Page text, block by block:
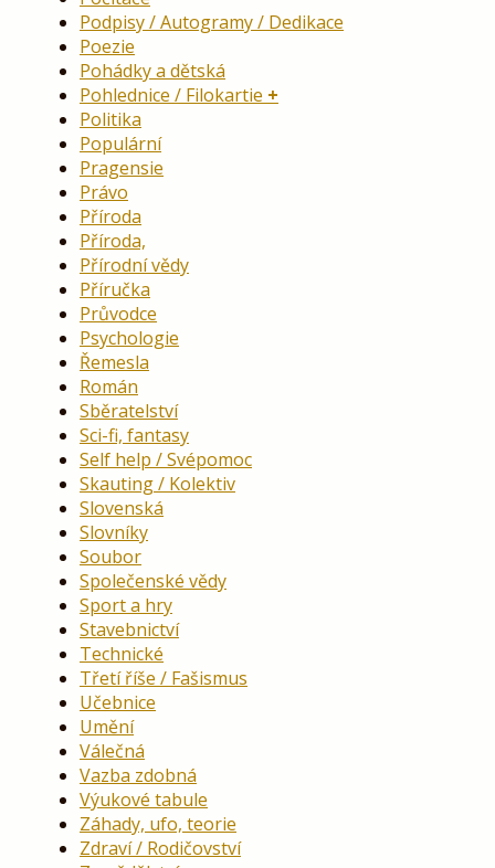
Podpisy / Autogramy / Dedikace
Poezie
Pohádky a dětská
Pohlednice / Filokartie
Politika
Populární
Pragensie
Právo
Příroda
Příroda,
Přírodní vědy
Příručka
Průvodce
Psychologie
Řemesla
Román
Sběratelství
Sci-fi, fantasy
Self help / Svépomoc
Skauting / Kolektiv
Slovenská
Slovníky
Soubor
Společenské vědy
Sport a hry
Stavebnictví
Technické
Třetí říše / Fašismus
Učebnice
Umění
Válečná
Vazba zdobná
Výukové tabule
Záhady, ufo, teorie
Zdraví / Rodičovství